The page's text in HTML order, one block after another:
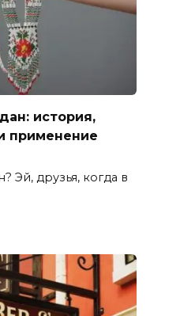
история,
применение
Эй, друзья, когда в